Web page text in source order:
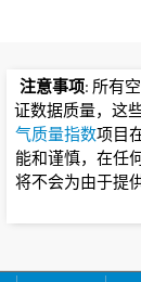
注意事项: 所有
证数据质量，这
气质量指数项目
能和谨慎，在任
将不会为由于提